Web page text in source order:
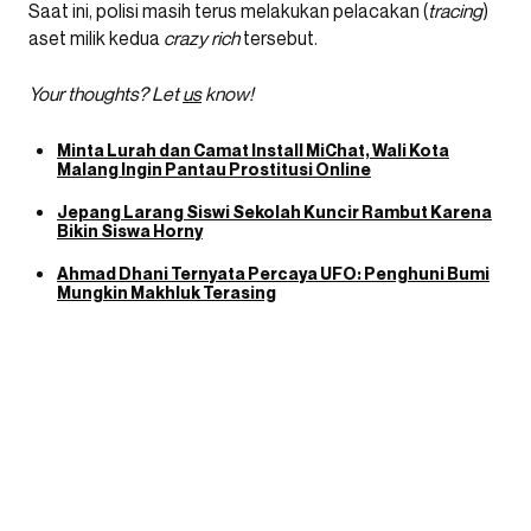
Saat ini, polisi masih terus melakukan pelacakan (tracing)
aset milik kedua crazy richtersebut.
Your thoughts? Letusknow!
Minta Lurah dan Camat Install MiChat, Wali Kota
Malang Ingin Pantau Prostitusi Online
Jepang Larang Siswi Sekolah Kuncir Rambut Karena
Bikin Siswa Horny
Ahmad Dhani Ternyata Percaya UFO: Penghuni Bumi
Mungkin Makhluk Terasing